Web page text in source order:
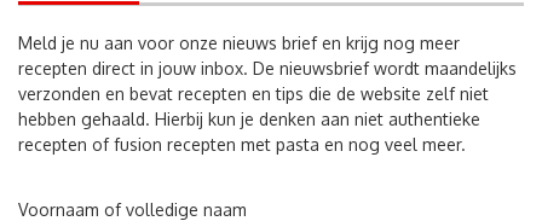
Meld je nu aan voor onze nieuws brief en krijg nog meer
recepten direct in jouw inbox. De nieuwsbrief wordt maandelijks
verzonden en bevat recepten en tips die de website zelf niet
hebben gehaald. Hierbij kun je denken aan niet authentieke
recepten of fusion recepten met pasta en nog veel meer.
Voornaam of volledige naam